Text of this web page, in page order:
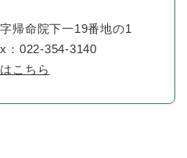
帰命院下一19番地の1
：022-354-3140
こちら